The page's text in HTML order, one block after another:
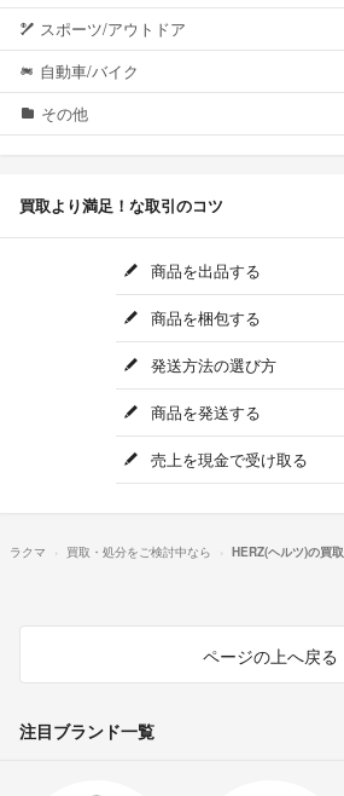
スポーツ/アウトドア
自動車/バイク
その他
買取より満足！な取引のコツ
商品を出品する
商品を梱包する
発送方法の選び方
商品を発送する
売上を現金で受け取る
ラクマ 買取・処分をご検討中なら HERZ(ヘルツ)の買取
ページの上へ戻る
注目ブランド一覧